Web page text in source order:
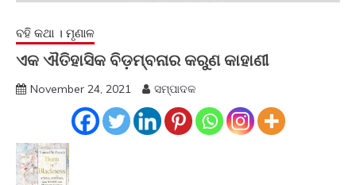
ବହି କଥା । ମୃଣାଳ
ଏକ ଐତିହାସିକ ବିଡ଼ମ୍ବନାର କରୁଣ କାହାଣୀ
November 24, 2021 ସମ୍ପାଦକ